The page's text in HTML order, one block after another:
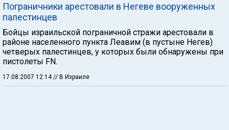
Пограничники арестовали в Негеве вооруженных
палестинцев
Бойцы израильской пограничной стражи арестовали в
районе населенного пункта Леавим (в пустыне Негев)
четверых палестинцев, у которых были обнаружены при
пистолеты FN.
17.08.2007 12:14 // В Израиле